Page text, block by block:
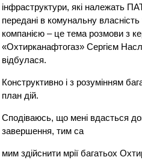
інфраструктури, які належать
передані в комунальну
компанією – це тема розмови з
«Охтирканафтогаз» Сергієм
відбулася.
Конструктивно і з розумінням
план дій.
Сподіваюсь, що мені вдасться
завершення, тим са
мим здійснити мрії багатьох